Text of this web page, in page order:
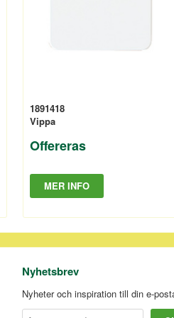
1891418
Vippa
Offereras
MER INFO
Nyhetsbrev
Nyheter och inspiration till din e-